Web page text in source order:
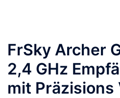
FrSky Archer
2,4 GHz
mit Präzisions